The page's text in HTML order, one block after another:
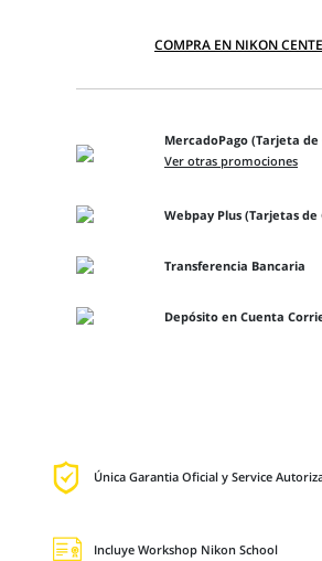
COMPRA EN NIKON
MercadoPago (Tarjeta
Ver otras promociones
Webpay Plus (Tarjetas
Transferencia Bancaria
Depósito en Cuenta
Única Garantia Oficial y Service
Incluye Workshop Nikon School